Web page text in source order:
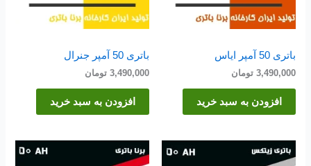
باتری 50 آمپر ایاس
3,490,000 تومان
افزودن به سبد خرید
باتری 50 آمپر جنرال
3,490,000 تومان
افزودن به سبد خرید